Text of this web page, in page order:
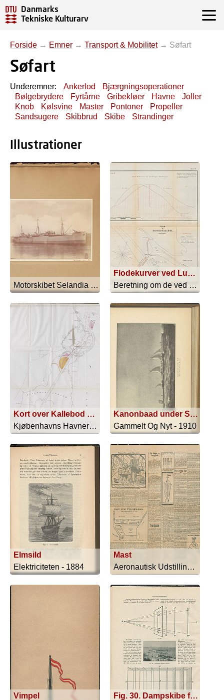
Danmarks
Tekniske Kulturarv
Forside → Emner → Transport & Mobilitet→ Søfart
Søfart
Underemner: Ankerlod
Bjærgningsoperationer
Bølgebrydere
Fyrtårne Gribekløer Havne
Joller
Knob
Kølsvine Master Pontoner
Propeller
Sandsugere
Skibbrud Skibe Strandinger
Illustrationer
Motorskibet Selandia - 1912
Flodekurver ved Lundingen Skallingen; Plan af Havneværkerne
Beretning om de ved Gudenaa mellem Si... - 1861
Kort over Kallebod Strand
Kjøbenhavns Havneraads Erklæring over... - 1866
Kanonbaad under Seil. (Efter Maleri af VILH. MELBY)
Gammelt Og Nyt - 1910
Elmsild
Elektriciteten - 1884
Mast
Aeronautisk Udstilling i Fregatten Jy... - 1910
Vimpel
Fig. 30. Dampskibe forlader Havnen.